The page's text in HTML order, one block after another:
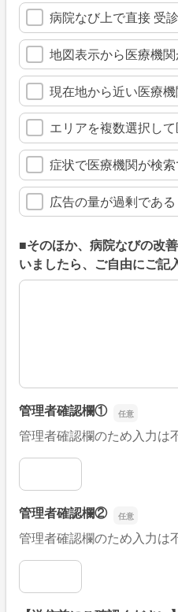
病院なび上で直接 受
地図表示から医療機
現在地から近い医療
エリアを複数選択し
症状で医療機関が検
広告の量が過剰である
■そのほか、病院なびの改
いましたら、ご自由にご記
■そのほか、病院なびの改
管理者確認欄①
管理者確認欄のため入力は
管理者確認欄①
管理者確認欄②
管理者確認欄のため入力は
管理者確認欄②